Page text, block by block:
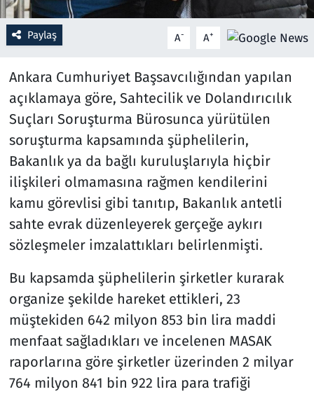
Paylaş A- A+
Ankara Cumhuriyet Başsavcılığından yapılan
açıklamaya göre, Sahtecilik ve Dolandırıcılık
Suçları Soruşturma Bürosunca yürütülen
soruşturma kapsamında şüphelilerin,
Bakanlık ya da bağlı kuruluşlarıyla hiçbir
ilişkileri olmamasına rağmen kendilerini
kamu görevlisi gibi tanıtıp, Bakanlık antetli
sahte evrak düzenleyerek gerçeğe aykırı
sözleşmeler imzalattıkları belirlenmişti.
Bu kapsamda şüphelilerin şirketler kurarak
organize şekilde hareket ettikleri, 23
müştekiden 642 milyon 853 bin lira maddi
menfaat sağladıkları ve incelenen MASAK
raporlarına göre şirketler üzerinden 2 milyar
764 milyon 841 bin 922 lira para trafiği
Savunma Sanayi
Seçim 2023
Spor
Teknoloji ve Bilim
Televizyon